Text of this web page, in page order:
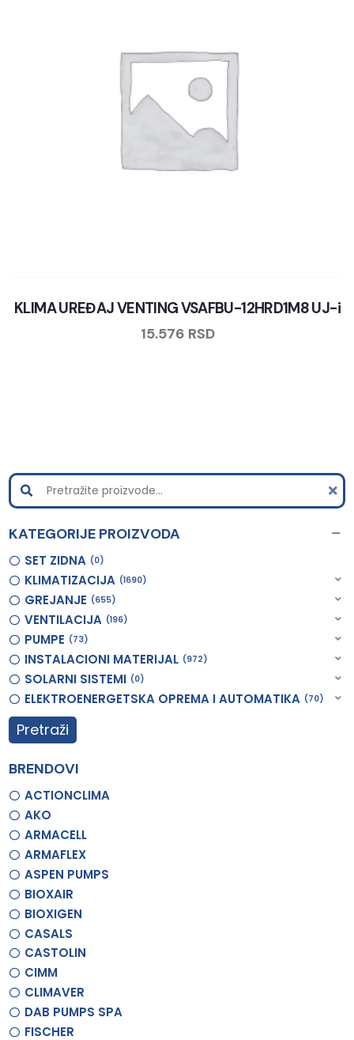
KLIMA UREĐAJ VENTING VSAFBU-12HRD1M8 UJ-i
15.576 RSD
KATEGORIJE PROIZVODA
SET ZIDNA 0
KLIMATIZACIJA 1690
GREJANJE 655
VENTILACIJA 196
PUMPE 73
INSTALACIONI MATERIJAL 972
SOLARNI SISTEMI 0
ELEKTROENERGETSKA OPREMA I AUTOMATIKA 70
Pretraži
BRENDOVI
ACTIONCLIMA
AKO
ARMACELL
ARMAFLEX
ASPEN PUMPS
BIOXAIR
BIOXIGEN
CASALS
CASTOLIN
CIMM
CLIMAVER
DAB PUMPS SPA
FISCHER